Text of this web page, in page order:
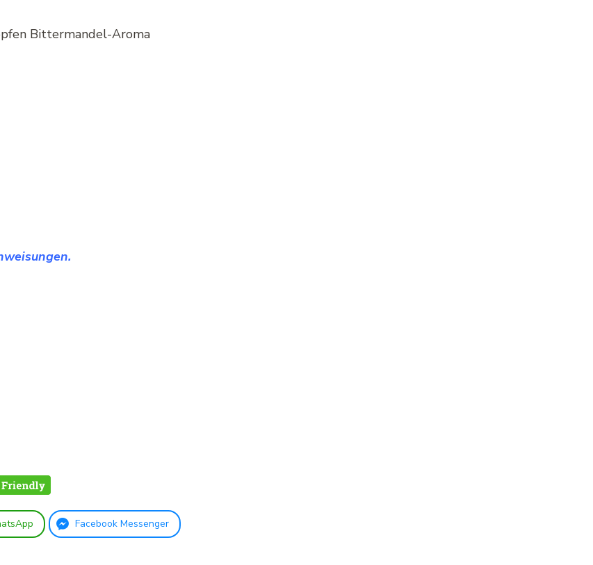
Bittermandel-Aroma
Facebook Messenger